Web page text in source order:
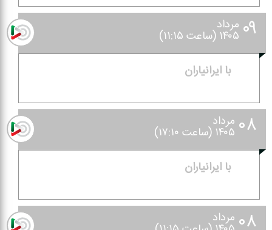
۰۹ مرداد
۱۴۰۵ (ساعت ۱۱:۱۵)
با ایرانیاران
۰۸ مرداد
۱۴۰۵ (ساعت ۱۷:۱۰)
با ایرانیاران
۰۸ مرداد